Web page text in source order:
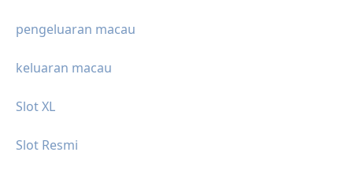
pengeluaran macau
keluaran macau
Slot XL
Slot Resmi